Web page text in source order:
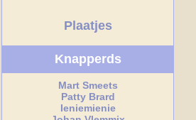
Plaatjes
Knapperds
Mart Smeets
Patty Brard
Ieniemienie